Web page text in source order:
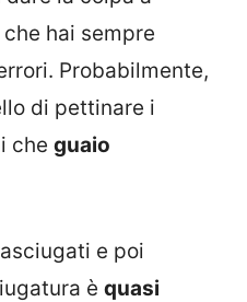
hai sempre
Probabilmente,
di pettinare i
che guaio
e poi
è quasi